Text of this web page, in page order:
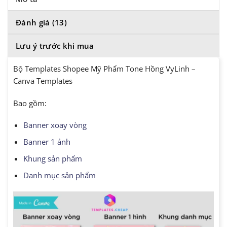
Đánh giá (13)
Lưu ý trước khi mua
Bộ Templates Shopee Mỹ Phẩm Tone Hồng VyLinh –
Canva Templates
Bao gồm:
Banner xoay vòng
Banner 1 ảnh
Khung sản phẩm
Danh mục sản phẩm